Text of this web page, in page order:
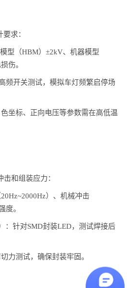
求：
型（HBM）±2kV、机器模型
伤。
频开关测试，模拟车灯频繁启停场
坐标、正向电压等参数需在高低温
和组装应力：
）、机械冲击
度。
：针对SMD封装LED，测试焊接后
力测试，确保封装牢固。